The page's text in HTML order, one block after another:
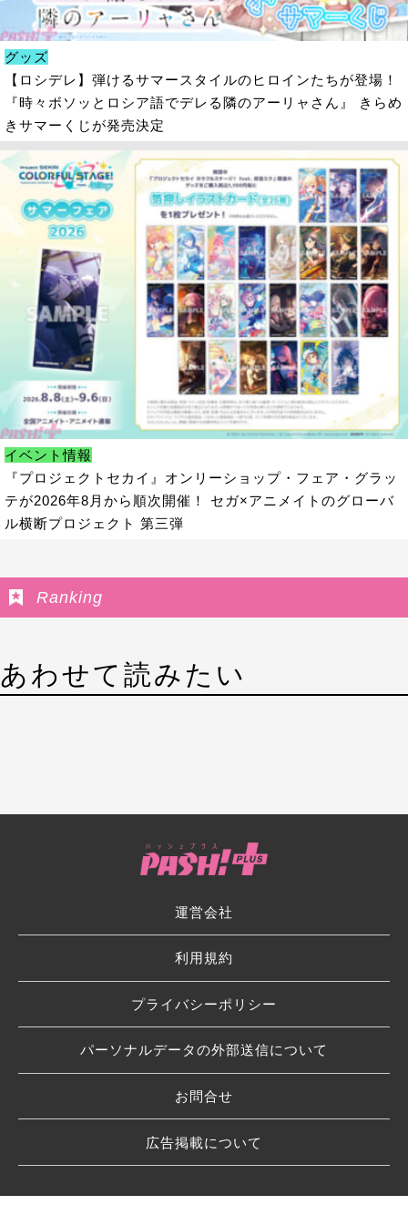
グッズ
【ロシデレ】弾けるサマースタイルのヒロインたちが登場！
『時々ボソッとロシア語でデレる隣のアーリャさん』 きらめ
きサマーくじが発売決定
イベント情報
『プロジェクトセカイ』オンリーショップ・フェア・グラッ
テが2026年8月から順次開催！ セガ×アニメイトのグローバ
ル横断プロジェクト 第三弾
Ranking
あわせて読みたい
運営会社
利用規約
プライバシーポリシー
パーソナルデータの外部送信について
お問合せ
広告掲載について